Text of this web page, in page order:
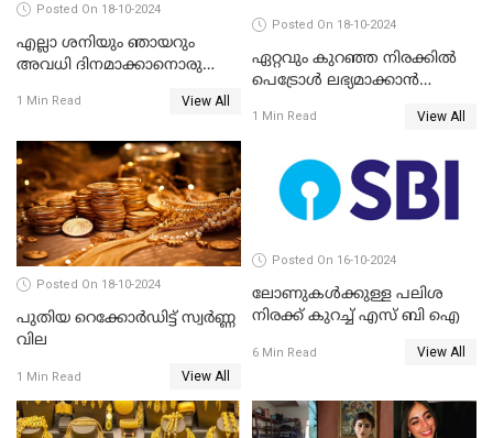
Posted On 18-10-2024
എല്ലാ ശനിയും ഞായറും
അവധി ദിനമാക്കാനൊരുങ്ങി
1 Min Read View All
Posted On 18-10-2024
ഏറ്റവും കുറഞ്ഞ നിരക്കില്‍
പെട്രോള്‍ ലഭ്യമാക്കാന്‍
1 Min Read View All
Posted On 18-10-2024
പുതിയ റെക്കോർഡിട്ട് സ്വർണ്ണ
വില
1 Min Read View All
Posted On 16-10-2024
ലോണുകൾക്കുള്ള പലിശ
നിരക്ക് കുറച്ച് എസ് ബി ഐ
6 Min Read View All